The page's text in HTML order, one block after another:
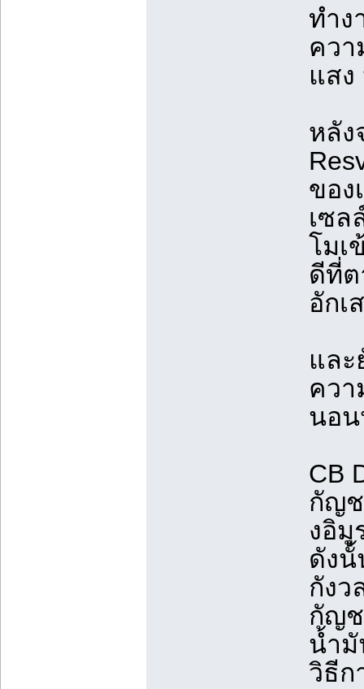
ทำง
คว
แสง
หลัง
ของ
เซล
โมเ
ดีที่ต
อักเ
และ
ควา
นอ
CB
กัญช
งอิมู
ดังนั้
กังว
กัญช
น้ำ
วิธีก